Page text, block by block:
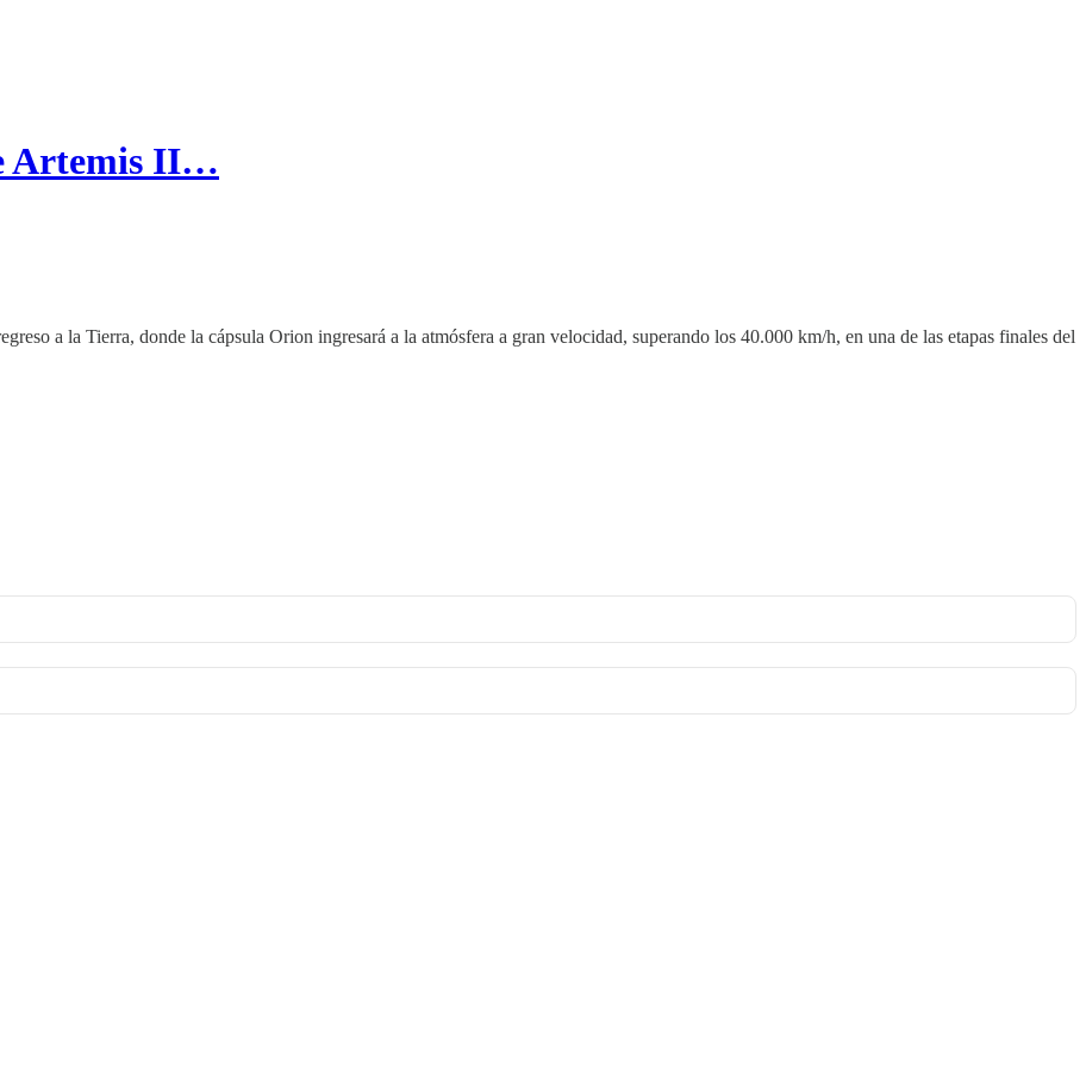
Artemis II…
a la Tierra, donde la cápsula Orion ingresará a la atmósfera a gran velocidad, superando los 40.000 km/h, en una de las etapas finales del